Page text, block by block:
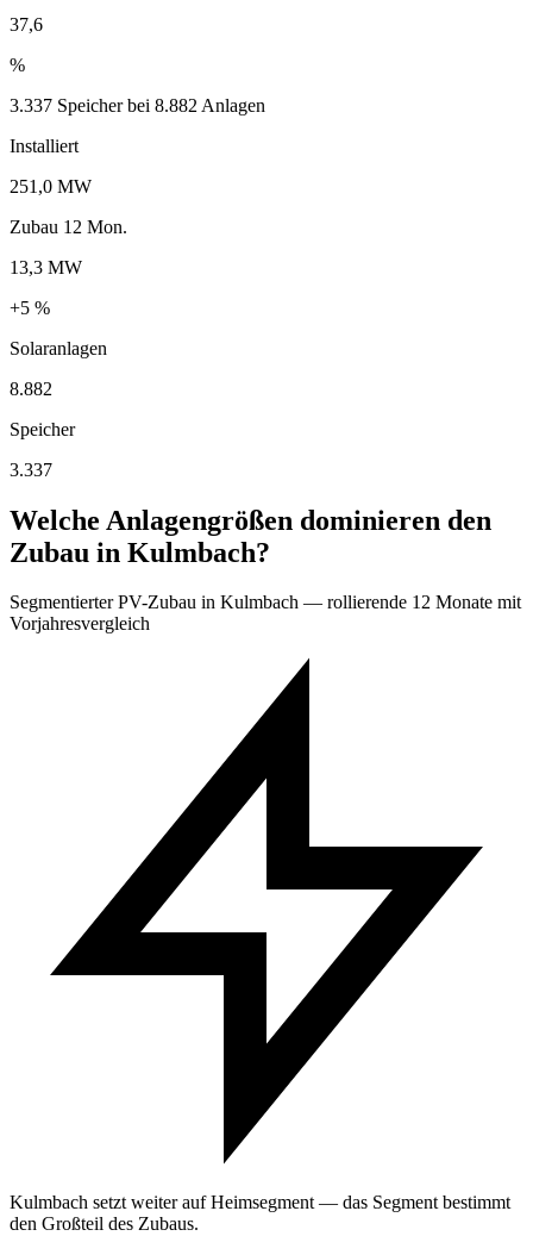
37,6
%
3.337 Speicher bei 8.882 Anlagen
Installiert
251,0 MW
Zubau 12 Mon.
13,3 MW
+5 %
Solaranlagen
8.882
Speicher
3.337
Welche Anlagengrößen dominieren den
Zubau in Kulmbach?
Segmentierter PV-Zubau in Kulmbach — rollierende 12 Monate mit
Vorjahresvergleich
Kulmbach setzt weiter auf Heimsegment — das Segment bestimmt
den Großteil des Zubaus.